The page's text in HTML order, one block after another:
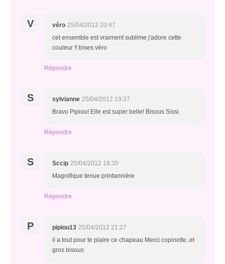
V véro 25/04/2012 20:47
cet ensemble est vraiment sublime j'adore cette
couleur !! bises véro
Répondre
S sylvianne 25/04/2012 19:37
Bravo Pipiou! Elle est super belle! Bisous Sissi
Répondre
S Sccip 25/04/2012 18:35
Magnifique tenue printannière
Répondre
P pipiou13 25/04/2012 21:27
il a tout pour te plaire ce chapeau Merci copinette..et
gros bisous